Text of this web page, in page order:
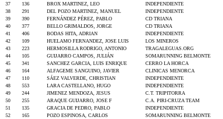
37
136 BROX MARTINEZ, LEO
INDEPENDIENTE
38
291 DEL POZO MARTINEZ, MANUEL
INDEPENDIENTE
39
390 FERNÁNDEZ PÉREZ, PABLO
CD TRIANA
40
377 BELLO GRIMALDOS, JORGE
CD TRIANA
41
406 BODAS HITA, ADRIAN
INDEPENDIENTE
42
109 HUELAMO FERNANDEZ, JOSE LUIS
LOS MINEROS
43
223 HERMOSILLA RODRIGO, ANTONIO
TRAGALEGUAS.ORG
44
105 GUIJARRO CAMPOS, JULIÁN
SOMARUNNING BELMONTE
45
341 SANCHEZ GARCIA, LUIS ENRIQUE
CERRO LA HORCA
46
164 ALFAGEME SANGUINO, JAVIER
CLINICAS MENORCA
47
110 SÁEZ VALVERDE, CHRISTIAN
INDEPENDIENTE
48
553 LARA CASTELLANO, HUGO
INDEPENDIENTE
49
244 JIMENEZ MENDOZA, JESUS
C.T. TRIPITORRA
50
255 ARAQUE GUIJARRO, JOSE F
C.A. PIRI-CRUZA TEAM
51
135 GRACIA DE PEDRO, PABLO
INDEPENDIENTE
52
165 POZO ESPINOSA, CARLOS
SOMARUNNING BELMONTE